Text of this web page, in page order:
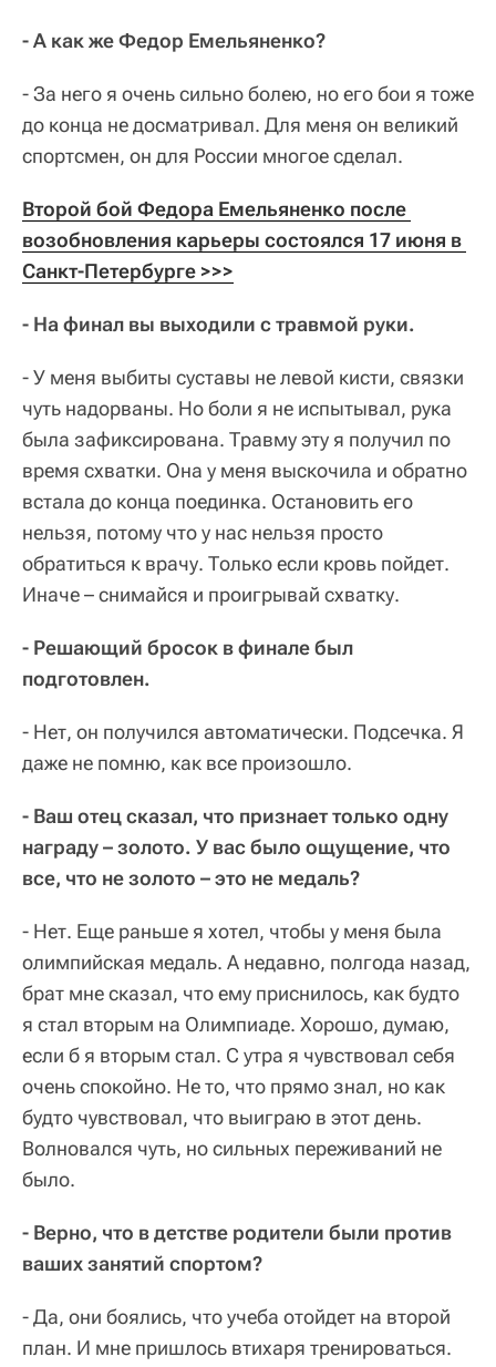
- А как же Федор Емельяненко?
- За него я очень сильно болею, но его бои я тоже
до конца не досматривал. Для меня он великий
спортсмен, он для России многое сделал.
Второй бой Федора Емельяненко после
возобновления карьеры состоялся 17 июня в
Санкт-Петербурге >>>
- На финал вы выходили с травмой руки.
- У меня выбиты суставы не левой кисти, связки
чуть надорваны. Но боли я не испытывал, рука
была зафиксирована. Травму эту я получил по
время схватки. Она у меня выскочила и обратно
встала до конца поединка. Остановить его
нельзя, потому что у нас нельзя просто
обратиться к врачу. Только если кровь пойдет.
Иначе – снимайся и проигрывай схватку.
- Решающий бросок в финале был
подготовлен.
- Нет, он получился автоматически. Подсечка. Я
даже не помню, как все произошло.
- Ваш отец сказал, что признает только одну
награду – золото. У вас было ощущение, что
все, что не золото – это не медаль?
- Нет. Еще раньше я хотел, чтобы у меня была
олимпийская медаль. А недавно, полгода назад,
брат мне сказал, что ему приснилось, как будто
я стал вторым на Олимпиаде. Хорошо, думаю,
если б я вторым стал. С утра я чувствовал себя
очень спокойно. Не то, что прямо знал, но как
будто чувствовал, что выиграю в этот день.
Волновался чуть, но сильных переживаний не
было.
- Верно, что в детстве родители были против
ваших занятий спортом?
- Да, они боялись, что учеба отойдет на второй
план. И мне пришлось втихаря тренироваться.